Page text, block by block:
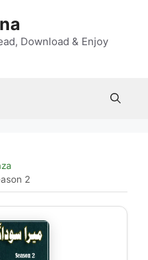
Download & Enjoy
2